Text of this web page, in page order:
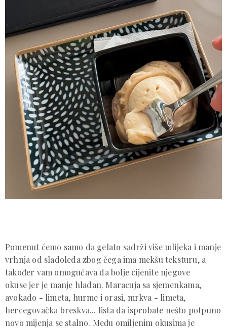
Pomenut ćemo samo da gelato sadrži više mlijeka i manje
vrhnja od sladoleda zbog čega ima mekšu teksturu, a
također vam omogućava da bolje cijenite njegove
okuse jer je manje hladan. Maracuja sa sjemenkama,
avokado - limeta, hurme i orasi, mrkva - limeta,
hercegovačka breskva... lista da isprobate nešto potpuno
novo mijenja se stalno. Među omiljenim okusima je